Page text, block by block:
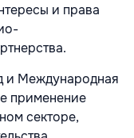
и права
и Меж­дународная
применение
секторе,